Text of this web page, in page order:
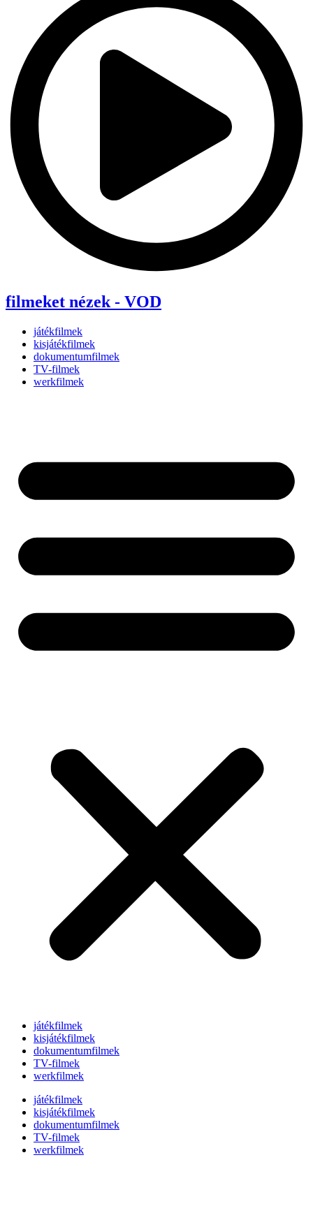
filmeket nézek - VOD
játékfilmek
kisjátékfilmek
dokumentumfilmek
TV-filmek
werkfilmek
játékfilmek
kisjátékfilmek
dokumentumfilmek
TV-filmek
werkfilmek
játékfilmek
kisjátékfilmek
dokumentumfilmek
TV-filmek
werkfilmek